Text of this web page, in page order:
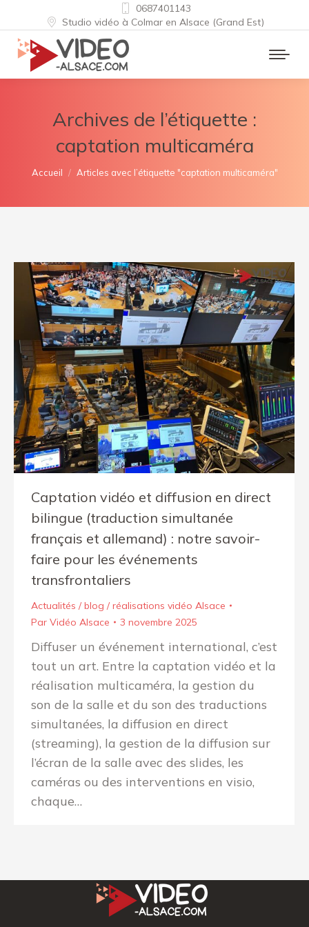
0687401143
Studio vidéo à Colmar en Alsace (Grand Est)
Archives de l’étiquette :
captation multicaméra
Vous êtes ici :
Accueil Articles avec l’étiquette "captation multicaméra"
Captation vidéo et diffusion en direct
bilingue (traduction simultanée
français et allemand) : notre savoir-
faire pour les événements
transfrontaliers
Actualités / blog / réalisations vidéo Alsace
Par Vidéo Alsace 3 novembre 2025
Diffuser un événement international, c’est
tout un art. Entre la captation vidéo et la
réalisation multicaméra, la gestion du
son de la salle et du son des traductions
simultanées, la diffusion en direct
(streaming), la gestion de la diffusion sur
l’écran de la salle avec des slides, les
caméras ou des interventions en visio,
chaque…